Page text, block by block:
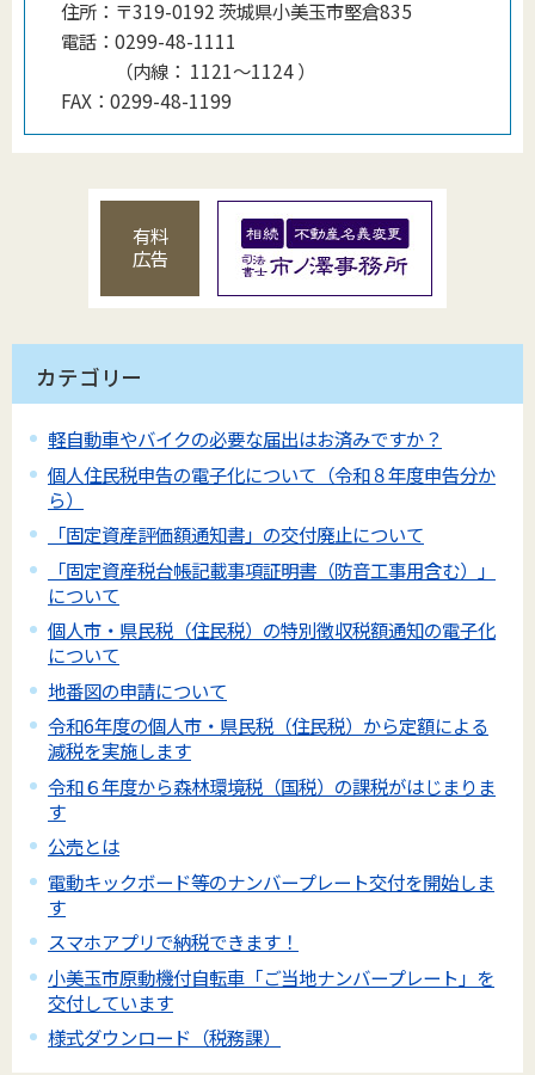
住所： 〒319-0192 茨城県小美玉市堅倉835
電話： 0299-48-1111
（内線 ： 1121〜1124）
FAX： 0299-48-1199
有料
広告
カテゴリー
軽自動車やバイクの必要な届出はお済みですか？
個人住民税申告の電子化について（令和８年度申告分か
ら）
「固定資産評価額通知書」の交付廃止について
「固定資産税台帳記載事項証明書（防音工事用含む）」
について
個人市・県民税（住民税）の特別徴収税額通知の電子化
について
地番図の申請について
令和6年度の個人市・県民税（住民税）から定額による
減税を実施します
令和６年度から森林環境税（国税）の課税がはじまりま
す
公売とは
電動キックボード等のナンバープレート交付を開始しま
す
スマホアプリで納税できます！
小美玉市原動機付自転車「ご当地ナンバープレート」を
交付しています
様式ダウンロード（税務課）